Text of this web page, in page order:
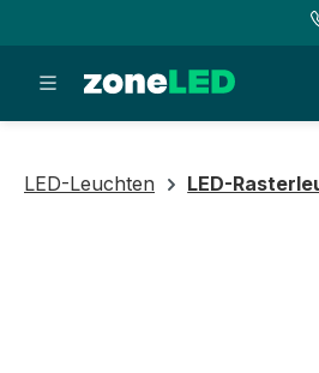
LED-Leuchten LED-